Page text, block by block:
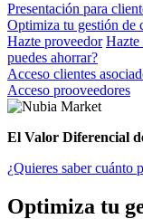
Presentación para
Optimiza tu gestión de
Hazte proveedor Hazte
puedes ahorrar?
Acceso clientes
Acceso prooveedores
El Valor Diferencial
¿Quieres saber cuánto
Optimiza tu